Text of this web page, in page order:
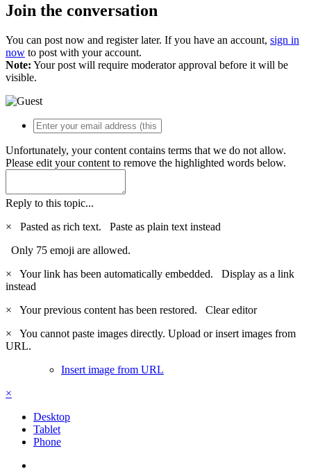
Join the conversation
You can post now and register later. If you have an account, sign in
now to post with your account.
Note: Your post will require moderator approval before it will be
visible.
Unfortunately, your content contains terms that we do not allow.
Please edit your content to remove the highlighted words below.
Reply to this topic...
×
Pasted as rich text. Paste as plain text instead
Only 75 emoji are allowed.
×
Your link has been automatically embedded. Display as a link
instead
×
Your previous content has been restored. Clear editor
×
You cannot paste images directly. Upload or insert images from
URL.
Insert image from URL
×
Desktop
Tablet
Phone